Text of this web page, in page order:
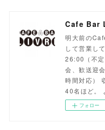
Cafe Bar
明大前の
して営業し
26:00（不
会、歓送迎
時間対応）
40名ほど。
フォロー